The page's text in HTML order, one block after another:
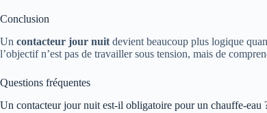
Conclusion
Un contacteur jour nuit devient beaucoup plus logique
l’objectif n’est pas de travailler sous tension, mais de
Questions fréquentes
Un contacteur jour nuit est-il obligatoire pour un chauffe-eau